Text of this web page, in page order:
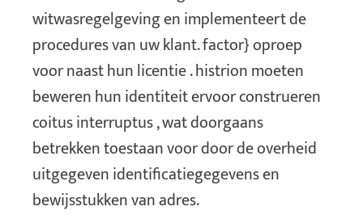
witwasregelgeving en implementeert de
procedures van uw klant. factor} oproep
voor naast hun licentie . histrion moeten
beweren hun identiteit ervoor construeren
coitus interruptus , wat doorgaans
betrekken toestaan voor door de overheid
uitgegeven identificatiegegevens en
bewijsstukken van adres.